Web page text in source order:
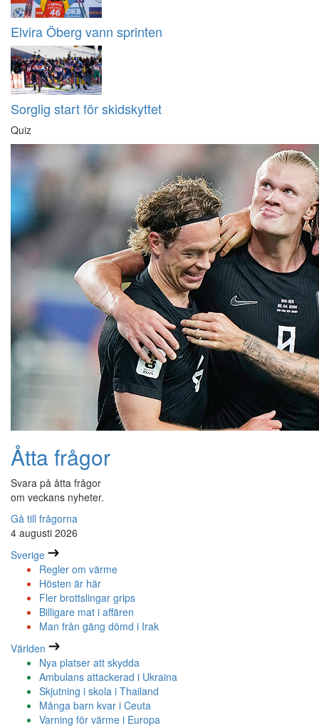
Elvira Öberg vann sprinten
Sorglig start för skidskyttet
Quiz
Åtta frågor
Svara på åtta frågor
om veckans nyheter.
Gå till frågorna
4 augusti 2026
Sverige
Regler om värme
Hösten är här
Fler brottslingar grips
Billigare mat i affären
Man från gäng dömd i Irak
Världen
Nya platser att skydda
Ambulans attackerad i Ukraina
Skjutning i skola i Thailand
Många barn kvar i Ceuta
Varning för värme i Europa